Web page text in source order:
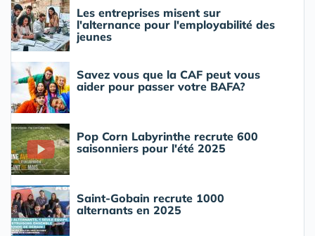
Les entreprises misent sur
l'alternance pour l'employabilité des
jeunes
Savez vous que la CAF peut vous
aider pour passer votre BAFA?
Pop Corn Labyrinthe recrute 600
saisonniers pour l'été 2025
Saint-Gobain recrute 1000
alternants en 2025